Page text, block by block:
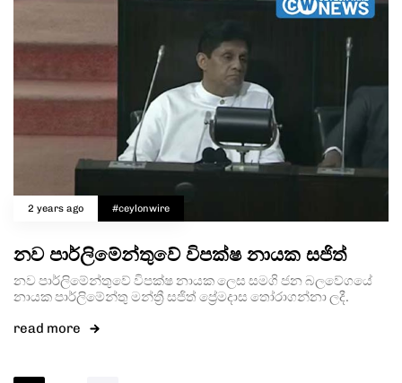
2 years ago #ceylonwire
නව පාර්ලිමේන්තුවේ විපක්ෂ නායක සජිත්
නව පාර්ලිමේන්තුවේ විපක්ෂ නායක ලෙස සමගි ජන බලවේගයේ
නායක පාර්ලිමේන්තු මන්ත්‍රී සජිත් ප්‍රේමදාස තෝරාගන්නා ලදී.
read more